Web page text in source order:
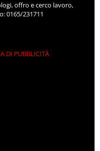
offro e cerco lavoro,
0165/231711
DI PUBBLICITÀ